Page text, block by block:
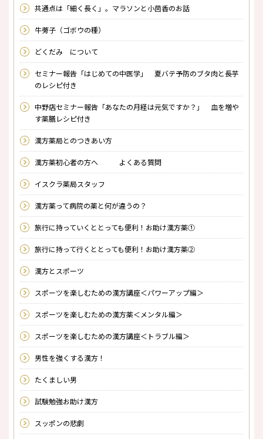
共通点は「細く長く」。マラソンと小茴香のお話
牛蒡子（ゴボウの種）
どくだみ について
セミナー報告「はじめての中医学」 夏バテ予防のブタ肉と長芋
のレシピ付き
中野店セミナー報告「あなたの月経は元気ですか？」 血を増や
す薬膳レシピ付き
漢方薬局とのつきあい方
漢方薬初心者の方へ よくある質問
イスクラ薬局スタッフ
漢方薬って病院の薬と何が違うの？
旅行に持っていくととっても便利！お助け漢方薬①
旅行に持って行くととっても便利！お助け漢方薬②
漢方とスポーツ
スポーツを楽しむための漢方講座＜パワーアップ編＞
スポーツを楽しむための漢方薬＜メンタル編＞
スポーツを楽しむための漢方講座＜トラブル編＞
男性を強くする漢方！
たくましい男
試験勉強お助け漢方
スッポンの悲劇